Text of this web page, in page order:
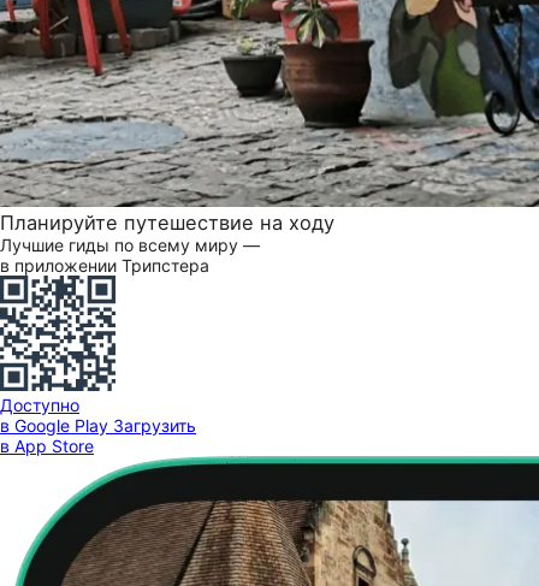
Планируйте путешествие на ходу
Лучшие гиды по всему миру —
в приложении Трипстера
Доступно
в Google Play Загрузить
в App Store